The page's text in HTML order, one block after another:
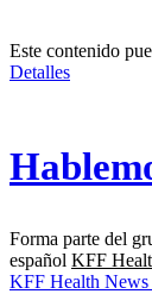
Este contenido
Detalles
Forma parte del
español KFF
KFF Health News